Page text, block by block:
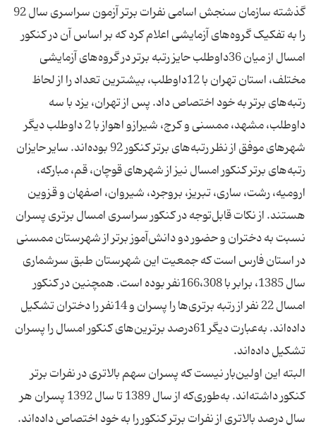
گذشته سازمان سنجش اسامی نفرات برتر آزمون سراسری سال 92
را به تفکیک گروه‌های آزمایشی اعلام کرد که بر اساس آن در کنکور
امسال از میان 36داوطلب حایز رتبه‌ برتر در گروه‌های آزمایشی
مختلف، استان تهران با 12داوطلب، بیشترین تعداد را از لحاظ
رتبه‌های برتر به خود اختصاص داد. پس از تهران، یزد با سه
داوطلب، مشهد، ممسنی و کرج، شیرازو اهواز با 2 داوطلب دیگر
شهرهای موفق از نظر رتبه‌های برتر کنکور 92 بوده‌اند. سایر حایزان
رتبه‌های برتر کنکور امسال نیز از شهرهای قوچان، قم، مبارکه،
ارومیه، رشت، ساری، تبریز، بروجرد، شیروان، اصفهان و قزوین
هستند. از نکات قابل‌توجه در کنکور سراسری امسال برتری پسران
نسبت به دختران و حضور دو دانش‌آموز برتر از شهرستان ممسنی
در استان فارس است که جمعیت این شهرستان طبق سرشماری
سال 1385، برابر با 166،308نفر بوده ‌است. همچنین در کنکور
امسال 22 نفر از رتبه برتری‌ها را پسران و 14نفر را دختران تشکیل
داده‌اند. به‌عبارت دیگر 61درصد برترین‌های کنکور امسال را پسران
البته این اولین‌بار نیست که پسران سهم بالاتری در نفرات برتر
کنکور داشته‌اند. به‌طوری‌که از سال 1389 تا سال 1392 پسران هر
سال درصد بالاتری از نفرات برتر کنکور را به خود اختصاص داده‌اند.